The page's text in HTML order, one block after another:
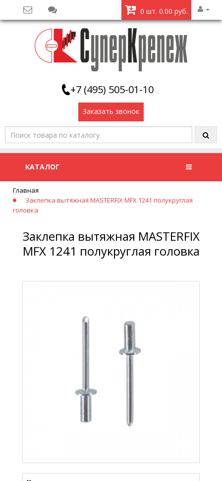
0 шт. 0.00 руб.
+7 (495) 505-01-10
Заказать звонок
КАТАЛОГ
Главная
Заклепка вытяжная MASTERFIX MFX 1241 полукруглая
головка
Заклепка вытяжная MASTERFIX
MFX 1241 полукруглая головка